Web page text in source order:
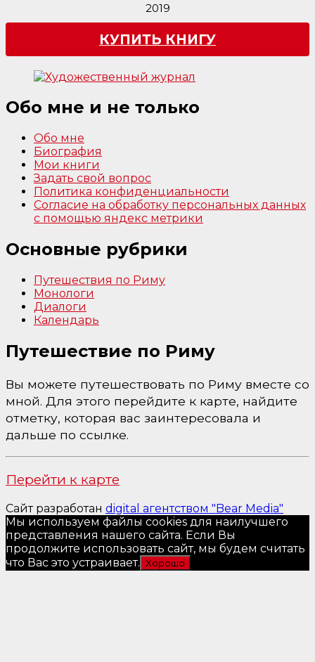
2019
КУПИТЬ КНИГУ
Обо мне и не только
Обо мне
Биография
Мои книги
Задать свой вопрос
Политика конфиденциальности
Согласие на обработку персональных данных
с помощью яндекс метрики
Основные рубрики
Путешествия по Риму
Монологи
Диалоги
Календарь
Путешествие по Риму
Вы можете путешествовать по Риму вместе со
мной. Для этого перейдите к карте, найдите
отметку, которая вас заинтересовала и
дальше по ссылке.
Перейти к карте
Сайт разработан digital агентством "Bear Media"
Мы используем файлы cookies для наилучшего
представления нашего сайта. Если Вы
продолжите использовать сайт, мы будем считать
что Вас это устраивает. Хорошо